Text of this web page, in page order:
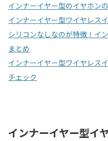
インナーイヤー型のイヤホン
インナーイヤー型ワイヤレス
シリコンなしなのが特徴！イ
まとめ
インナーイヤー型ワイヤレス
チェック
インナーイヤー型イ